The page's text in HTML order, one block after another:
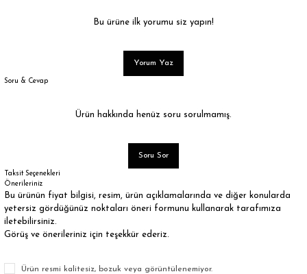
Bu ürüne ilk yorumu siz yapın!
Yorum Yaz
Soru & Cevap
Ürün hakkında henüz soru sorulmamış.
Soru Sor
Taksit Seçenekleri
Önerileriniz
Bu ürünün fiyat bilgisi, resim, ürün açıklamalarında ve diğer konularda
yetersiz gördüğünüz noktaları öneri formunu kullanarak tarafımıza
iletebilirsiniz.
Görüş ve önerileriniz için teşekkür ederiz.
Ürün resmi kalitesiz, bozuk veya görüntülenemiyor.